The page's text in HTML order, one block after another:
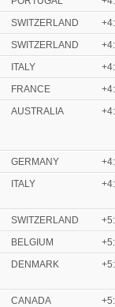
SWITZERLAND
SWITZERLAND
ITALY
FRANCE
AUSTRALIA
GERMANY
ITALY
SWITZERLAND
BELGIUM
DENMARK
CANADA